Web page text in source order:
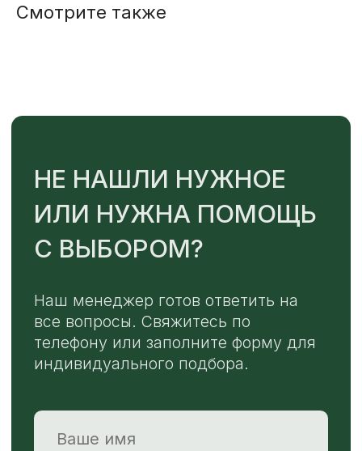
Смотрите также
Или напишите нам напрямую
MAX
TELEGRAM